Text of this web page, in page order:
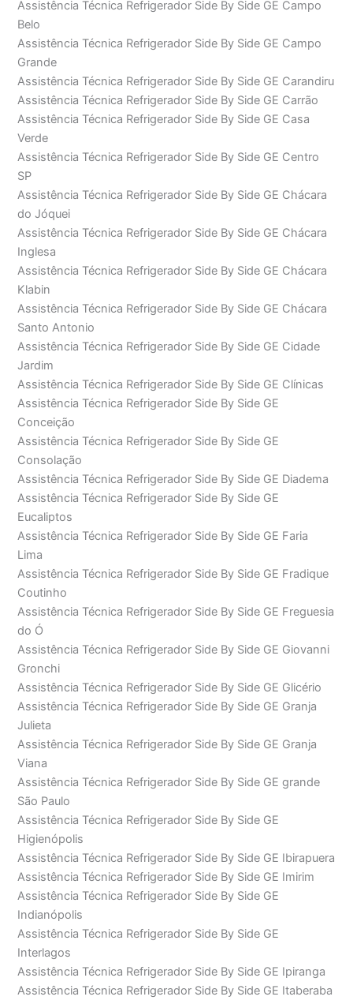
Assistência Técnica Refrigerador Side By Side GE Campo
Belo
Assistência Técnica Refrigerador Side By Side GE Campo
Grande
Assistência Técnica Refrigerador Side By Side GE Carandiru
Assistência Técnica Refrigerador Side By Side GE Carrão
Assistência Técnica Refrigerador Side By Side GE Casa
Verde
Assistência Técnica Refrigerador Side By Side GE Centro
SP
Assistência Técnica Refrigerador Side By Side GE Chácara
do Jóquei
Assistência Técnica Refrigerador Side By Side GE Chácara
Inglesa
Assistência Técnica Refrigerador Side By Side GE Chácara
Klabin
Assistência Técnica Refrigerador Side By Side GE Chácara
Santo Antonio
Assistência Técnica Refrigerador Side By Side GE Cidade
Jardim
Assistência Técnica Refrigerador Side By Side GE Clínicas
Assistência Técnica Refrigerador Side By Side GE
Conceição
Assistência Técnica Refrigerador Side By Side GE
Consolação
Assistência Técnica Refrigerador Side By Side GE Diadema
Assistência Técnica Refrigerador Side By Side GE
Eucaliptos
Assistência Técnica Refrigerador Side By Side GE Faria
Lima
Assistência Técnica Refrigerador Side By Side GE Fradique
Coutinho
Assistência Técnica Refrigerador Side By Side GE Freguesia
do Ó
Assistência Técnica Refrigerador Side By Side GE Giovanni
Gronchi
Assistência Técnica Refrigerador Side By Side GE Glicério
Assistência Técnica Refrigerador Side By Side GE Granja
Julieta
Assistência Técnica Refrigerador Side By Side GE Granja
Viana
Assistência Técnica Refrigerador Side By Side GE grande
São Paulo
Assistência Técnica Refrigerador Side By Side GE
Higienópolis
Assistência Técnica Refrigerador Side By Side GE Ibirapuera
Assistência Técnica Refrigerador Side By Side GE Imirim
Assistência Técnica Refrigerador Side By Side GE
Indianópolis
Assistência Técnica Refrigerador Side By Side GE
Interlagos
Assistência Técnica Refrigerador Side By Side GE Ipiranga
Assistência Técnica Refrigerador Side By Side GE Itaberaba